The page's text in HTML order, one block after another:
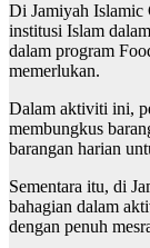
Di Jamiyah Islamic
institusi Islam
dalam program
memerlukan.
Dalam aktiviti ini,
membungkus
barangan harian
Sementara itu, di
bahagian dalam
dengan penuh